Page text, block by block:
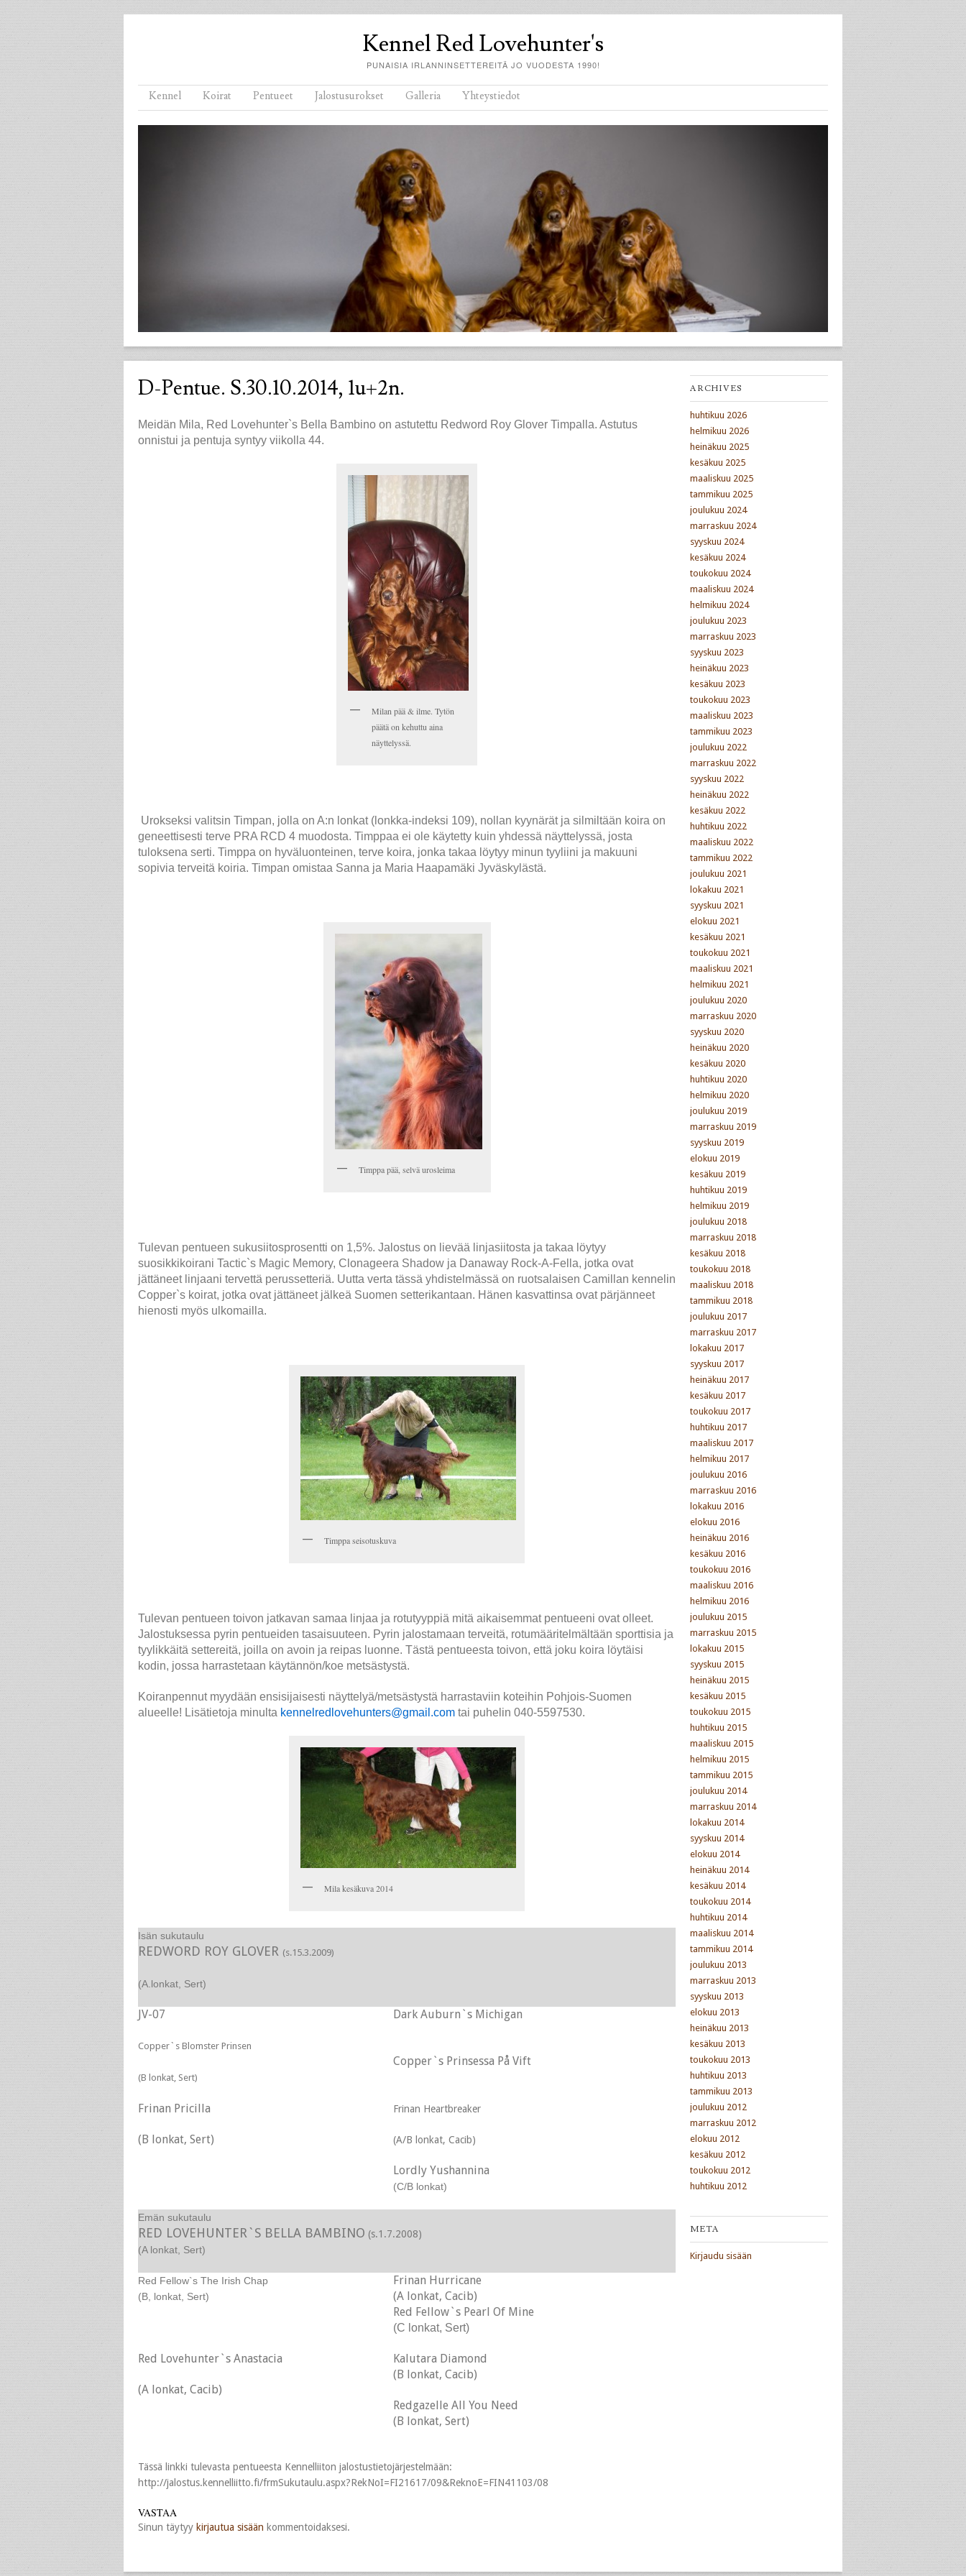
Kennel Red Lovehunter's
PUNAISIA IRLANNINSETTEREITÄ JO VUODESTA 1990!
Menu
Skip to content
Kennel Koirat Pentueet Jalostusurokset Galleria Yhteystiedot
D-Pentue. S.30.10.2014, 1u+2n.
Meidän Mila, Red Lovehunter`s Bella Bambino on astutettu Redword Roy Glover Timpalla. Astutus
onnistui ja pentuja syntyy viikolla 44.
Milan pää & ilme. Tytön
päätä on kehuttu aina
näyttelyssä.
Urokseksi valitsin Timpan, jolla on A:n lonkat (lonkka-indeksi 109), nollan kyynärät ja silmiltään koira on
geneettisesti terve PRA RCD 4 muodosta. Timppaa ei ole käytetty kuin yhdessä näyttelyssä, josta
tuloksena serti. Timppa on hyväluonteinen, terve koira, jonka takaa löytyy minun tyyliini ja makuuni
sopivia terveitä koiria. Timpan omistaa Sanna ja Maria Haapamäki Jyväskylästä.
Timppa pää, selvä urosleima
Tulevan pentueen sukusiitosprosentti on 1,5%. Jalostus on lievää linjasiitosta ja takaa löytyy
suosikkikoirani Tactic`s Magic Memory, Clonageera Shadow ja Danaway Rock-A-Fella, jotka ovat
jättäneet linjaani tervettä perussetteriä. Uutta verta tässä yhdistelmässä on ruotsalaisen Camillan kennelin
Copper`s koirat, jotka ovat jättäneet jälkeä Suomen setterikantaan. Hänen kasvattinsa ovat pärjänneet
hienosti myös ulkomailla.
Timppa seisotuskuva
Tulevan pentueen toivon jatkavan samaa linjaa ja rotutyyppiä mitä aikaisemmat pentueeni ovat olleet.
Jalostuksessa pyrin pentueiden tasaisuuteen. Pyrin jalostamaan terveitä, rotumääritelmältään sporttisia ja
tyylikkäitä settereitä, joilla on avoin ja reipas luonne. Tästä pentueesta toivon, että joku koira löytäisi
kodin, jossa harrastetaan käytännön/koe metsästystä.
Koiranpennut myydään ensisijaisesti näyttelyä/metsästystä harrastaviin koteihin Pohjois-Suomen
alueelle! Lisätietoja minulta kennelredlovehunters@gmail.com tai puhelin 040-5597530.
Mila kesäkuva 2014
Isän sukutaulu
REDWORD ROY GLOVER (s.15.3.2009)
(A.lonkat, Sert)
JV-07
Copper`s Blomster Prinsen
(B lonkat, Sert)
Dark Auburn`s Michigan
Copper`s Prinsessa På Vift
Frinan Pricilla
(B lonkat, Sert)
Frinan Heartbreaker
(A/B lonkat, Cacib)
Lordly Yushannina
(C/B lonkat)
Emän sukutaulu
RED LOVEHUNTER`S BELLA BAMBINO (s.1.7.2008)
(A lonkat, Sert)
Red Fellow`s The Irish Chap
(B, lonkat, Sert)
Frinan Hurricane
(A lonkat, Cacib)
Red Fellow`s Pearl Of Mine
(C lonkat, Sert)
Red Lovehunter`s Anastacia
(A lonkat, Cacib)
Kalutara Diamond
(B lonkat, Cacib)
Redgazelle All You Need
(B lonkat, Sert)
Tässä linkki tulevasta pentueesta Kennelliiton jalostustietojärjestelmään:
http://jalostus.kennelliitto.fi/frmSukutaulu.aspx?RekNoI=FI21617/09&ReknoE=FIN41103/08
VASTAA
Sinun täytyy kirjautua sisään kommentoidaksesi.
ARCHIVES
huhtikuu 2026
helmikuu 2026
heinäkuu 2025
kesäkuu 2025
maaliskuu 2025
tammikuu 2025
joulukuu 2024
marraskuu 2024
syyskuu 2024
kesäkuu 2024
toukokuu 2024
maaliskuu 2024
helmikuu 2024
joulukuu 2023
marraskuu 2023
syyskuu 2023
heinäkuu 2023
kesäkuu 2023
toukokuu 2023
maaliskuu 2023
tammikuu 2023
joulukuu 2022
marraskuu 2022
syyskuu 2022
heinäkuu 2022
kesäkuu 2022
huhtikuu 2022
maaliskuu 2022
tammikuu 2022
joulukuu 2021
lokakuu 2021
syyskuu 2021
elokuu 2021
kesäkuu 2021
toukokuu 2021
maaliskuu 2021
helmikuu 2021
joulukuu 2020
marraskuu 2020
syyskuu 2020
heinäkuu 2020
kesäkuu 2020
huhtikuu 2020
helmikuu 2020
joulukuu 2019
marraskuu 2019
syyskuu 2019
elokuu 2019
kesäkuu 2019
huhtikuu 2019
helmikuu 2019
joulukuu 2018
marraskuu 2018
kesäkuu 2018
toukokuu 2018
maaliskuu 2018
tammikuu 2018
joulukuu 2017
marraskuu 2017
lokakuu 2017
syyskuu 2017
heinäkuu 2017
kesäkuu 2017
toukokuu 2017
huhtikuu 2017
maaliskuu 2017
helmikuu 2017
joulukuu 2016
marraskuu 2016
lokakuu 2016
elokuu 2016
heinäkuu 2016
kesäkuu 2016
toukokuu 2016
maaliskuu 2016
helmikuu 2016
joulukuu 2015
marraskuu 2015
lokakuu 2015
syyskuu 2015
heinäkuu 2015
kesäkuu 2015
toukokuu 2015
huhtikuu 2015
maaliskuu 2015
helmikuu 2015
tammikuu 2015
joulukuu 2014
marraskuu 2014
lokakuu 2014
syyskuu 2014
elokuu 2014
heinäkuu 2014
kesäkuu 2014
toukokuu 2014
huhtikuu 2014
maaliskuu 2014
tammikuu 2014
joulukuu 2013
marraskuu 2013
syyskuu 2013
elokuu 2013
heinäkuu 2013
kesäkuu 2013
toukokuu 2013
huhtikuu 2013
tammikuu 2013
joulukuu 2012
marraskuu 2012
elokuu 2012
kesäkuu 2012
toukokuu 2012
huhtikuu 2012
META
Kirjaudu sisään